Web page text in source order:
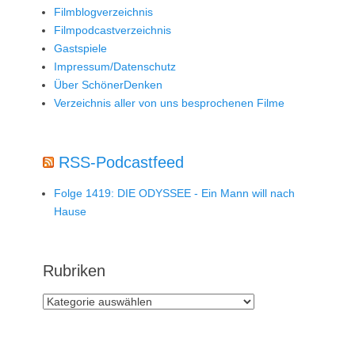
Filmblogverzeichnis
Filmpodcastverzeichnis
Gastspiele
Impressum/Datenschutz
Über SchönerDenken
Verzeichnis aller von uns besprochenen Filme
RSS-Podcastfeed
Folge 1419: DIE ODYSSEE - Ein Mann will nach
Hause
Rubriken
Rubriken